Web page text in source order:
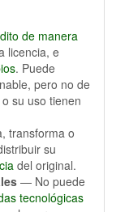
de manera
licencia, e
. Puede
pero no de
su uso tienen
transforma o
su
del original.
— No puede
tecnológicas